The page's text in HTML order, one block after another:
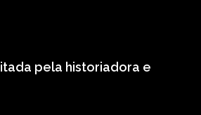
pela historiadora e